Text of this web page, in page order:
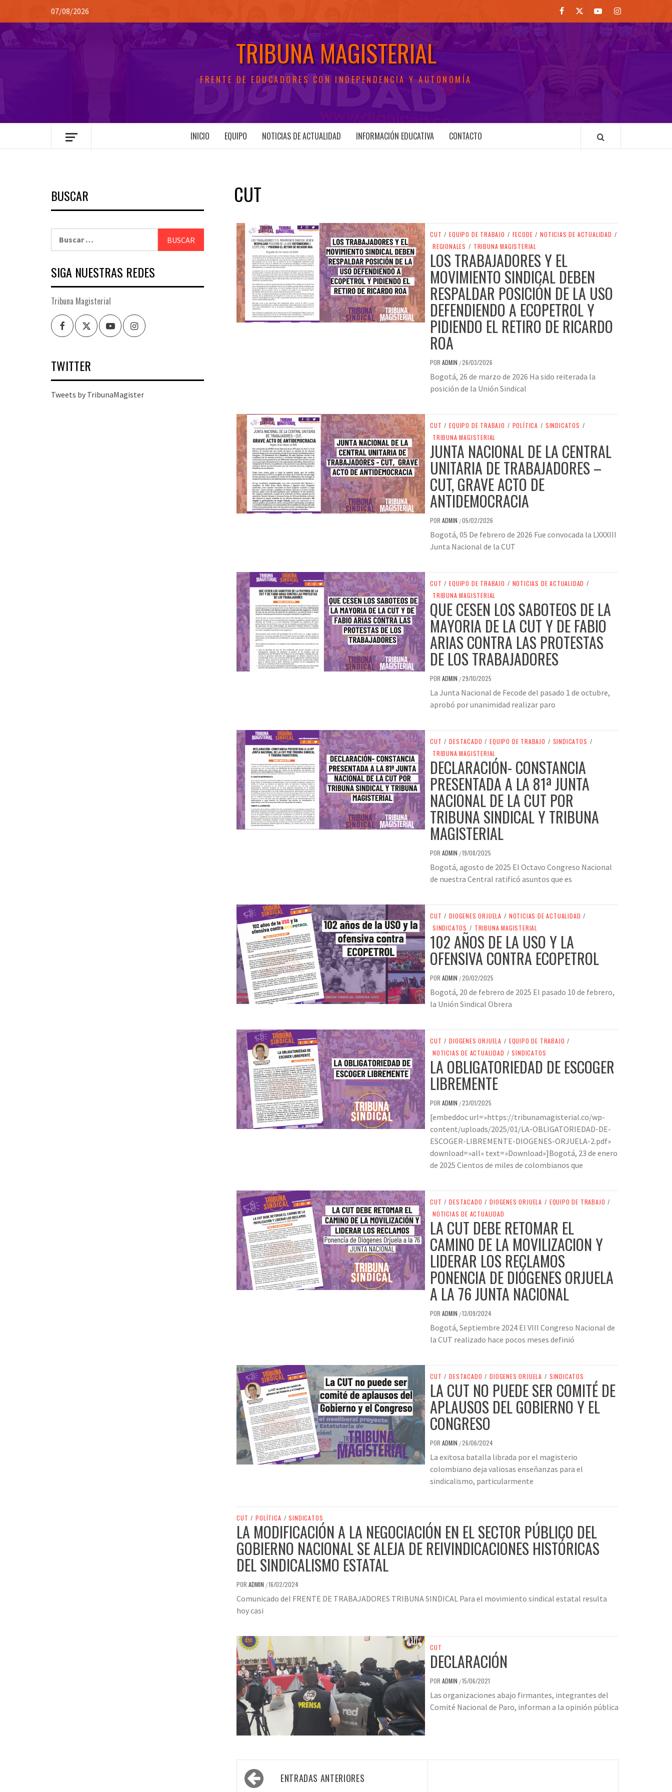
contenido
07/08/2026 FacebookTwitterYoutubeInstagram
TRIBUNA MAGISTERIAL
FRENTE DE EDUCADORES CON INDEPENDENCIA Y AUTONOMÍA
INICIO EQUIPO NOTICIAS DE ACTUALIDAD INFORMACIÓN EDUCATIVA CONTACTO
CUT
CUT / EQUIPO DE TRABAJO / FECODE / NOTICIAS DE ACTUALIDAD /
REGIONALES / TRIBUNA MAGISTERIAL
LOS TRABAJADORES Y EL
MOVIMIENTO SINDICAL DEBEN
RESPALDAR POSICIÓN DE LA USO
DEFENDIENDO A ECOPETROL Y
PIDIENDO EL RETIRO DE RICARDO
ROA
POR ADMIN /26/03/2026
Bogotá, 26 de marzo de 2026 Ha sido reiterada la
posición de la Unión Sindical
CUT / EQUIPO DE TRABAJO / POLÍTICA / SINDICATOS /
TRIBUNA MAGISTERIAL
JUNTA NACIONAL DE LA CENTRAL
UNITARIA DE TRABAJADORES –
CUT, GRAVE ACTO DE
ANTIDEMOCRACIA
POR ADMIN /05/02/2026
Bogotá, 05 De febrero de 2026 Fue convocada la LXXXIII
Junta Nacional de la CUT
CUT / EQUIPO DE TRABAJO / NOTICIAS DE ACTUALIDAD /
TRIBUNA MAGISTERIAL
QUE CESEN LOS SABOTEOS DE LA
MAYORIA DE LA CUT Y DE FABIO
ARIAS CONTRA LAS PROTESTAS
DE LOS TRABAJADORES
POR ADMIN /29/10/2025
La Junta Nacional de Fecode del pasado 1 de octubre,
aprobó por unanimidad realizar paro
CUT / DESTACADO / EQUIPO DE TRABAJO / SINDICATOS /
TRIBUNA MAGISTERIAL
DECLARACIÓN- CONSTANCIA
PRESENTADA A LA 81ª JUNTA
NACIONAL DE LA CUT POR
TRIBUNA SINDICAL Y TRIBUNA
MAGISTERIAL
POR ADMIN /19/08/2025
Bogotá, agosto de 2025 El Octavo Congreso Nacional
de nuestra Central ratificó asuntos que es
CUT / DIOGENES ORJUELA / NOTICIAS DE ACTUALIDAD /
SINDICATOS / TRIBUNA MAGISTERIAL
102 AÑOS DE LA USO Y LA
OFENSIVA CONTRA ECOPETROL
POR ADMIN /20/02/2025
Bogotá, 20 de febrero de 2025 El pasado 10 de febrero,
la Unión Sindical Obrera
CUT / DIOGENES ORJUELA / EQUIPO DE TRABAJO /
NOTICIAS DE ACTUALIDAD / SINDICATOS
LA OBLIGATORIEDAD DE ESCOGER
LIBREMENTE
POR ADMIN /23/01/2025
[embeddoc url=»https://tribunamagisterial.co/wp-
content/uploads/2025/01/LA-OBLIGATORIEDAD-DE-
ESCOGER-LIBREMENTE-DIOGENES-ORJUELA-2.pdf»
download=»all» text=»Download»]Bogotá, 23 de enero
de 2025 Cientos de miles de colombianos que
CUT / DESTACADO / DIOGENES ORJUELA / EQUIPO DE TRABAJO /
NOTICIAS DE ACTUALIDAD
LA CUT DEBE RETOMAR EL
CAMINO DE LA MOVILIZACION Y
LIDERAR LOS RECLAMOS
PONENCIA DE DIÓGENES ORJUELA
A LA 76 JUNTA NACIONAL
POR ADMIN /13/09/2024
Bogotá, Septiembre 2024 El VIII Congreso Nacional de
la CUT realizado hace pocos meses definió
CUT / DESTACADO / DIOGENES ORJUELA / SINDICATOS
LA CUT NO PUEDE SER COMITÉ DE
APLAUSOS DEL GOBIERNO Y EL
CONGRESO
POR ADMIN /26/06/2024
La exitosa batalla librada por el magisterio
colombiano deja valiosas enseñanzas para el
sindicalismo, particularmente
CUT / POLÍTICA / SINDICATOS
LA MODIFICACIÓN A LA NEGOCIACIÓN EN EL SECTOR PÚBLICO DEL
GOBIERNO NACIONAL SE ALEJA DE REIVINDICACIONES HISTÓRICAS
DEL SINDICALISMO ESTATAL
POR ADMIN /16/02/2024
Comunicado del FRENTE DE TRABAJADORES TRIBUNA SINDICAL Para el movimiento sindical estatal resulta
hoy casi
CUT
DECLARACIÓN
POR ADMIN /15/06/2021
Las organizaciones abajo firmantes, integrantes del
Comité Nacional de Paro, informan a la opinión pública
NavegaciónENTRADAS ANTERIORES
BUSCAR
SIGA NUESTRAS REDES
Tribuna Magisterial
FacebookTwitterYoutubeInstagram
TWITTER
Tweets by TribunaMagister